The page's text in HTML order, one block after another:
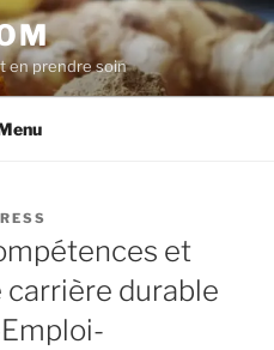
en prendre soin
et
carrière durable